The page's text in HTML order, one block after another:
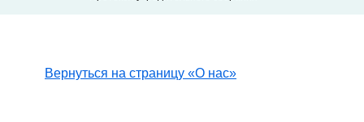
Вернуться на страницу «О нас»